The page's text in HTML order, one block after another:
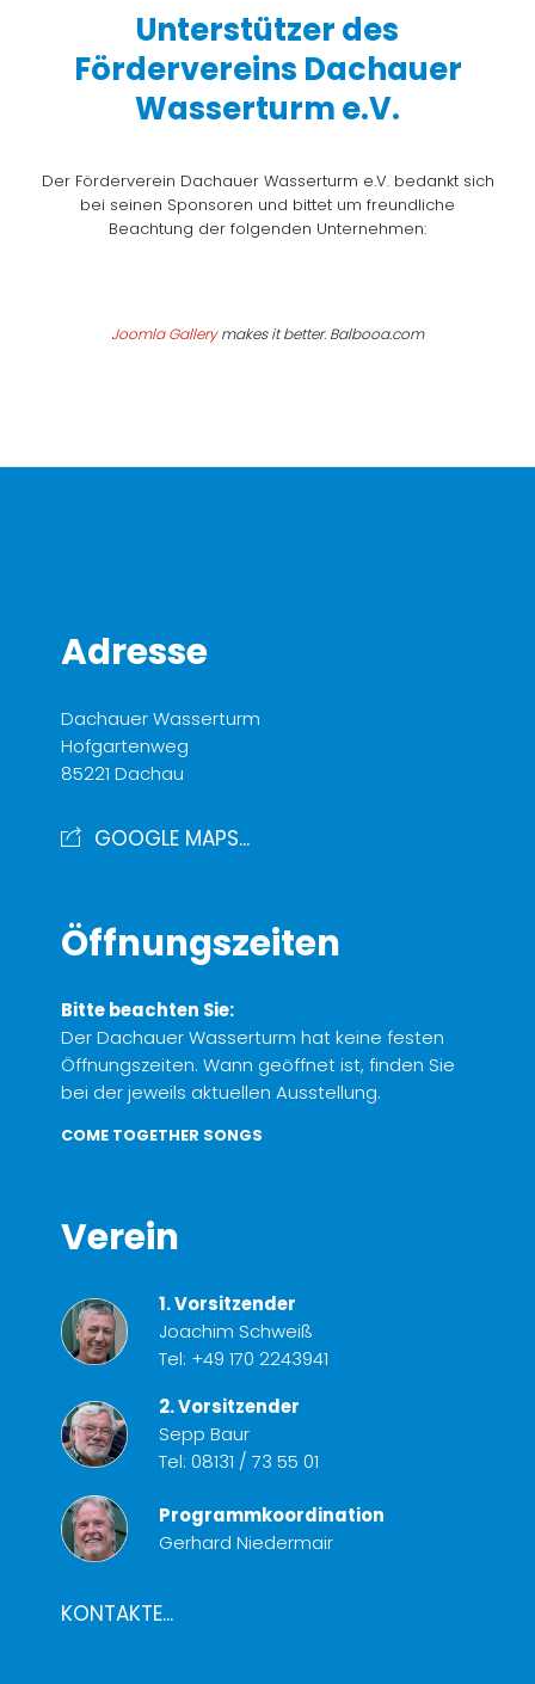
Unterstützer des
Fördervereins Dachauer
Wasserturm e.V.
Der Förderverein Dachauer Wasserturm e.V. bedankt sich
bei seinen Sponsoren und bittet um freundliche
Beachtung der folgenden Unternehmen:
Joomla Gallerymakes it better. Balbooa.com
Adresse
Dachauer Wasserturm
Hofgartenweg
85221 Dachau
GOOGLE MAPS...
Öffnungszeiten
Bitte beachten Sie:
Der Dachauer Wasserturm hat keine festen
Öffnungszeiten. Wann geöffnet ist, finden Sie
bei der jeweils aktuellen Ausstellung.
COME TOGETHER SONGS
Verein
1. Vorsitzender
Joachim Schweiß
Tel: +49 170 2243941
2. Vorsitzender
Sepp Baur
Tel: 08131 / 73 55 01
Programmkoordination
Gerhard Niedermair
KONTAKTE...